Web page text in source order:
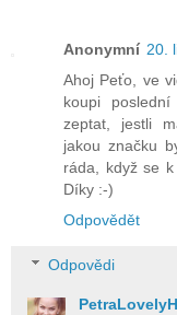
Anonymní 20.
Ahoj Peťo, ve
koupi
zeptat, jestli
jakou značku
ráda, když se
Díky :-)
Odpovědět
Odpovědi